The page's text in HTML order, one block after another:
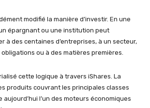
modifié la manière d’investir. En une
épargnant ou une institution peut
à des centaines d’entreprises, à un secteur,
ou à des matières premières.
cette logique à travers iShares. La
produits couvrant les principales classes
aujourd’hui l’un des moteurs économiques